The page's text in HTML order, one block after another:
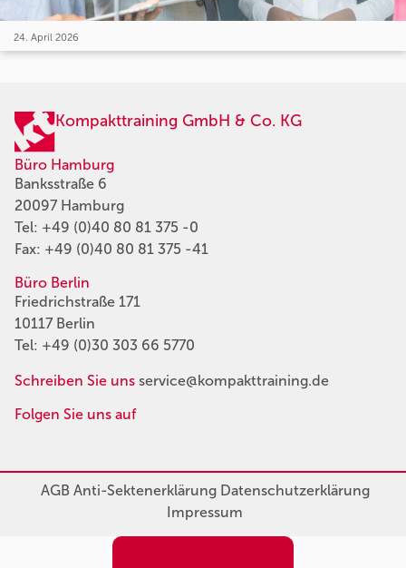
24. April 2026
Kompakttraining GmbH & Co. KG
Büro Hamburg
Banksstraße 6
20097 Hamburg
Tel: +49 (0)40 80 81 375 -0
Fax: +49 (0)40 80 81 375 -41
Büro Berlin
Friedrichstraße 171
10117 Berlin
Tel: +49 (0)30 303 66 5770
Schreiben Sie uns service@kompakttraining.de
Folgen Sie uns auf
AGBAnti-SektenerklärungDatenschutzerklärung
Impressum